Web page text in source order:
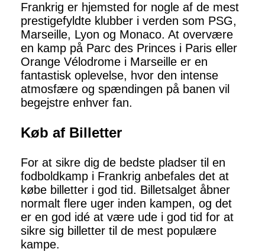
Frankrig er hjemsted for nogle af de mest
prestigefyldte klubber i verden som PSG,
Marseille, Lyon og Monaco. At overvære
en kamp på Parc des Princes i Paris eller
Orange Vélodrome i Marseille er en
fantastisk oplevelse, hvor den intense
atmosfære og spændingen på banen vil
begejstre enhver fan.
Køb af Billetter
For at sikre dig de bedste pladser til en
fodboldkamp i Frankrig anbefales det at
købe billetter i god tid. Billetsalget åbner
normalt flere uger inden kampen, og det
er en god idé at være ude i god tid for at
sikre sig billetter til de mest populære
kampe.